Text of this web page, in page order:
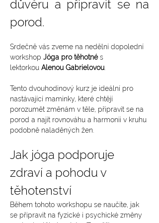
důvěru a připravit se na
porod.
Srdečně vás zveme na nedělní dopolední
workshop Jóga pro těhotné s
lektorkou Alenou Gabrielovou
Tento dvouhodinový kurz je ideální pro
nastávající maminky, které chtějí
porozumět změnám v těle, připravit se na
porod a najít rovnováhu a harmonii v kruhu
podobně naladěných žen.
Jak jóga podporuje
zdraví a pohodu v
těhotenství
Během tohoto workshopu se naučíte, jak
se připravit na fyzické i psychické změny